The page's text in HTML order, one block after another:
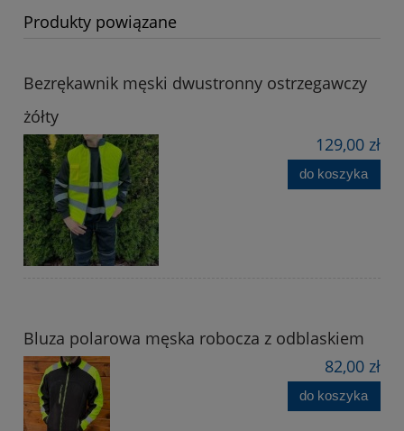
Produkty powiązane
Bezrękawnik męski dwustronny ostrzegawczy
żółty
129,00 zł
do koszyka
Bluza polarowa męska robocza z odblaskiem
82,00 zł
do koszyka